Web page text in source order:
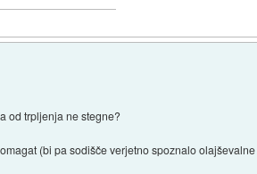
od trpljenja ne stegne?
(bi pa sodišče verjetno spoznalo